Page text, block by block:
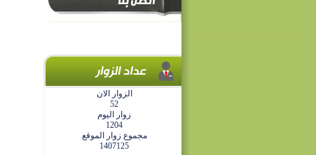
الزوار الان
52
زوار اليوم
1204
مجموع زوار الموقع
1407125